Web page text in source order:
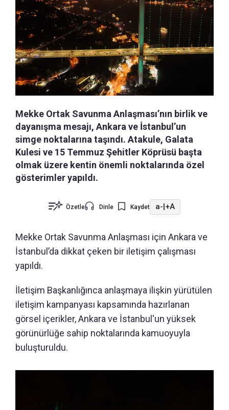
Mekke Ortak Savunma Anlaşması’nın birlik ve
dayanışma mesajı, Ankara ve İstanbul’un
simge noktalarına taşındı. Atakule, Galata
Kulesi ve 15 Temmuz Şehitler Köprüsü başta
olmak üzere kentin önemli noktalarında özel
gösterimler yapıldı.
Özetle Dinle Kaydet a-|+A
Mekke Ortak Savunma Anlaşması için Ankara ve
İstanbul’da dikkat çeken bir iletişim çalışması
yapıldı.
İletişim Başkanlığınca anlaşmaya ilişkin yürütülen
iletişim kampanyası kapsamında hazırlanan
görsel içerikler, Ankara ve İstanbul'un yüksek
görünürlüğe sahip noktalarında kamuoyuyla
buluşturuldu.